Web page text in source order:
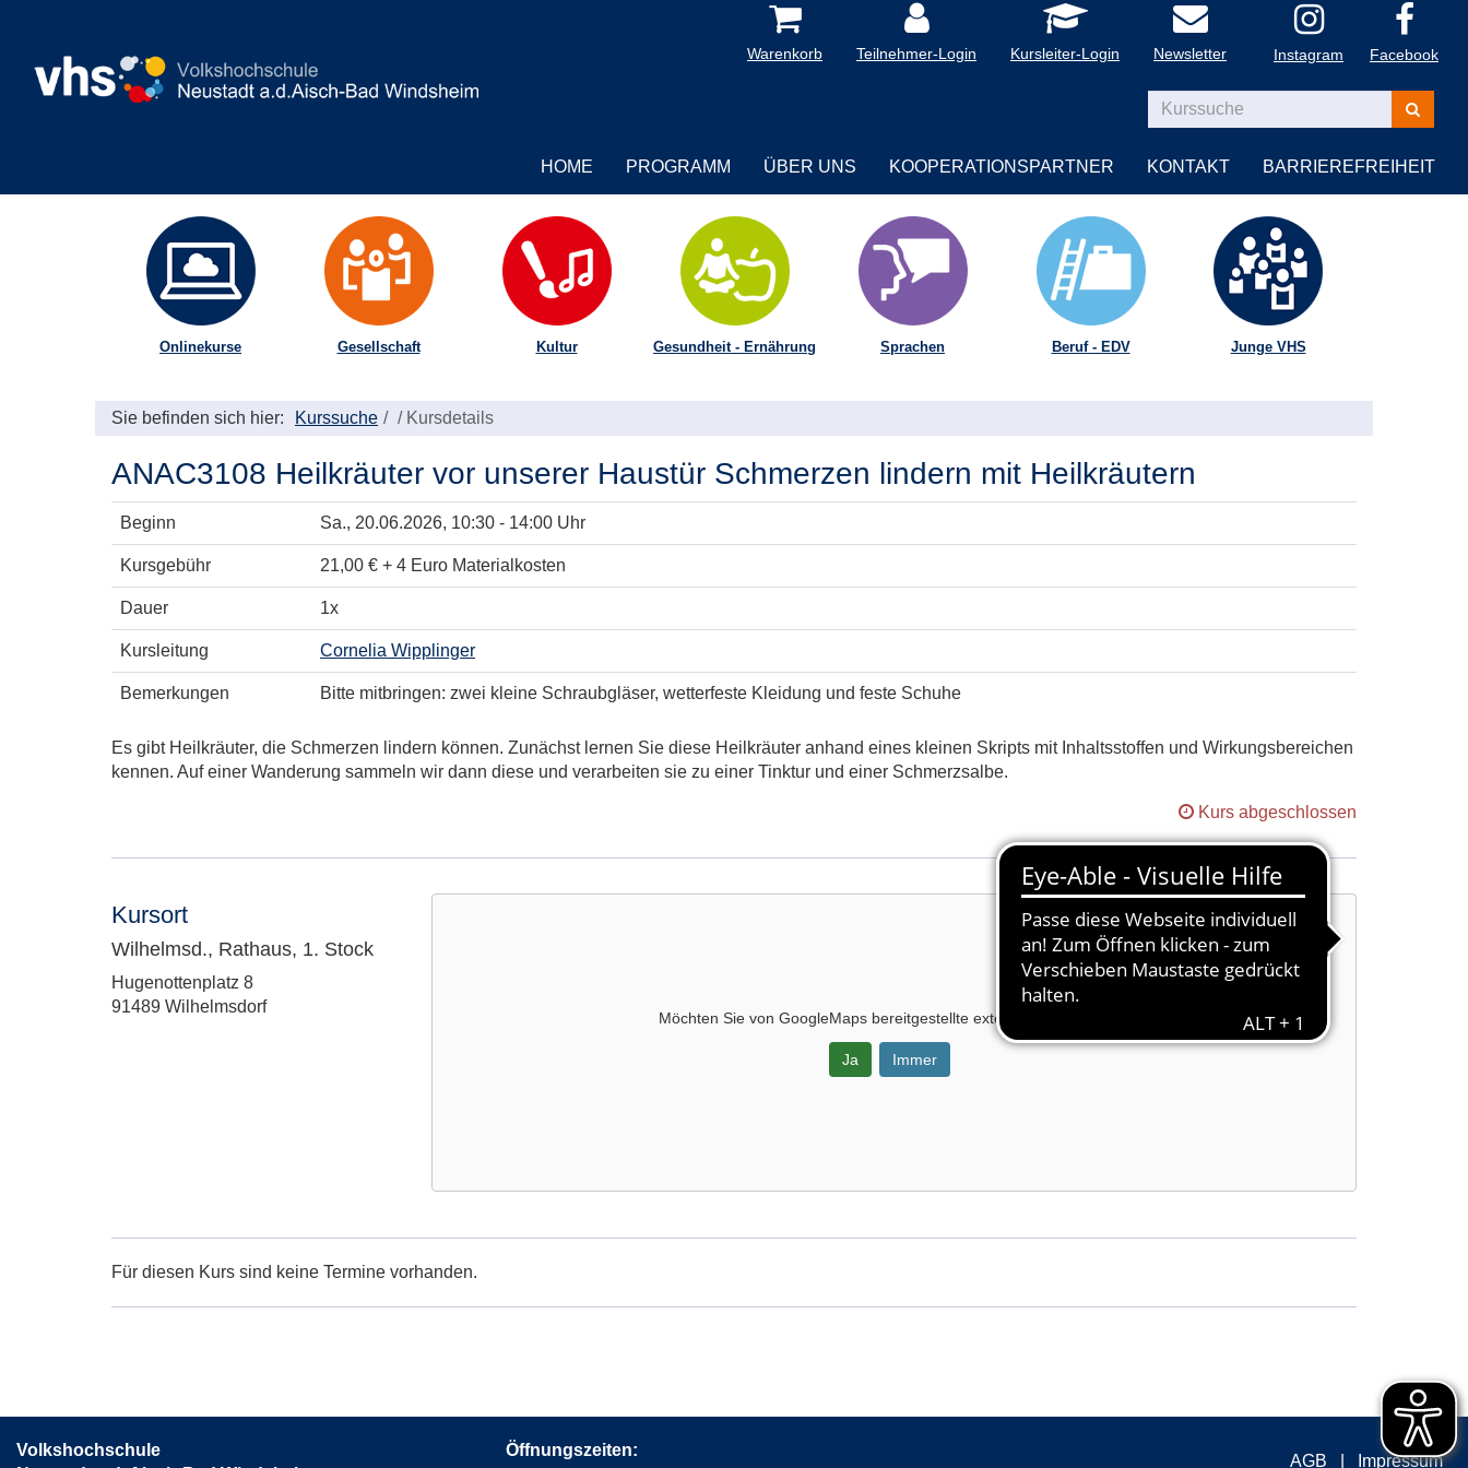
Warenkorb Teilnehmer-Login Kursleiter-Login Newsletter Instagram Facebook
Kurse
suchen
HOME PROGRAMM ÜBER UNS KOOPERATIONSPARTNER KONTAKT BARRIEREFREIHEIT
Onlinekurse Gesellschaft Kultur Gesundheit - Ernährung Sprachen Beruf - EDV Junge VHS
Sie befinden sich hier: Kurssuche / Kursdetails
ANAC3108 Heilkräuter vor unserer Haustür Schmerzen lindern mit Heilkräutern
Beginn Sa., 20.06.2026, 10:30 - 14:00 Uhr
Kursgebühr 21,00 € + 4 Euro Materialkosten
Dauer 1x
Kursleitung Cornelia Wipplinger
Bemerkungen Bitte mitbringen: zwei kleine Schraubgläser, wetterfeste Kleidung und feste Schuhe
Es gibt Heilkräuter, die Schmerzen lindern können. Zunächst lernen Sie diese Heilkräuter anhand eines kleinen Skripts mit Inhaltsstoffen und Wirkungsbereichen
kennen. Auf einer Wanderung sammeln wir dann diese und verarbeiten sie zu einer Tinktur und einer Schmerzsalbe.
Kurs abgeschlossen
Kursort
Wilhelmsd., Rathaus, 1. Stock
Adresse:
Hugenottenplatz 8
91489 Wilhelmsdorf
Möchten Sie vonGoogleMaps bereitgestellte externe Inhalte laden?
Ja Immer
Maps
Karte
Wilhelmsd.,
Für diesen Kurs sind keine Termine vorhanden.
Volkshochschule
Öffnungszeiten:
AGB Impressum